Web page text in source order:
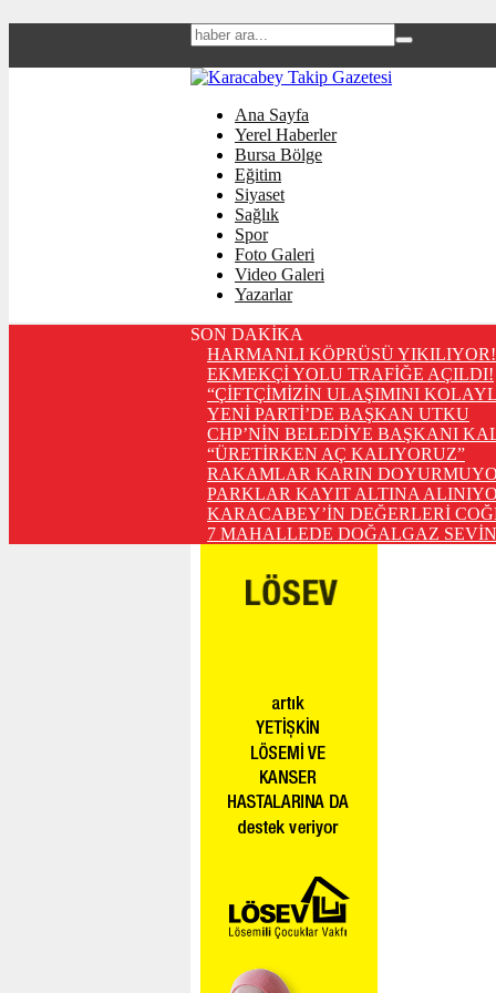
Ana Sayfa
Yerel Haberler
Bursa Bölge
Eğitim
Siyaset
Sağlık
Spor
Foto Galeri
Video Galeri
Yazarlar
SON DAKİKA
HARMANLI KÖPRÜSÜ YIKILIYOR!
EKMEKÇİ YOLU TRAFİĞE AÇILDI!
“ÇİFTÇİMİZİN ULAŞIMINI
YENİ PARTİ’DE BAŞKAN UTKU
CHP’NİN BELEDİYE BAŞKANI
“ÜRETİRKEN AÇ KALIYORUZ”
RAKAMLAR KARIN
PARKLAR KAYIT ALTINA
KARACABEY’İN DEĞERLERİ
7 MAHALLEDE DOĞALGAZ